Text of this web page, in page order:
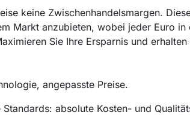
keine Zwischenhandelsmargen.
Markt anzubieten, wobei jeder Euro in
Sie Ihre Ersparnis und
angepasste Preise.
absolute Kosten- und